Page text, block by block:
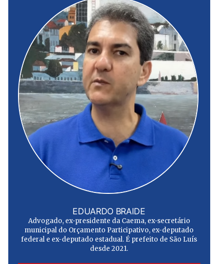
EDUARDO BRAIDE
Advogado, ex-presidente da Caema, ex-secretário
municipal do Orçamento Participativo, ex-deputado
federal e ex-deputado estadual. É prefeito de São Luís
desde 2021.